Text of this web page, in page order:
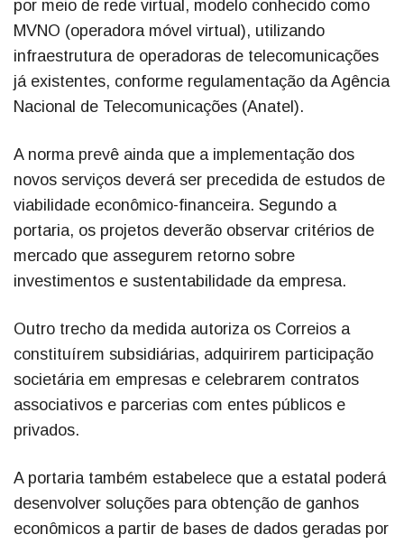
por meio de rede virtual, modelo conhecido como
MVNO (operadora móvel virtual), utilizando
infraestrutura de operadoras de telecomunicações
já existentes, conforme regulamentação da Agência
Nacional de Telecomunicações (Anatel).
A norma prevê ainda que a implementação dos
novos serviços deverá ser precedida de estudos de
viabilidade econômico-financeira. Segundo a
portaria, os projetos deverão observar critérios de
mercado que assegurem retorno sobre
investimentos e sustentabilidade da empresa.
Outro trecho da medida autoriza os Correios a
constituírem subsidiárias, adquirirem participação
societária em empresas e celebrarem contratos
associativos e parcerias com entes públicos e
privados.
A portaria também estabelece que a estatal poderá
desenvolver soluções para obtenção de ganhos
econômicos a partir de bases de dados geradas por